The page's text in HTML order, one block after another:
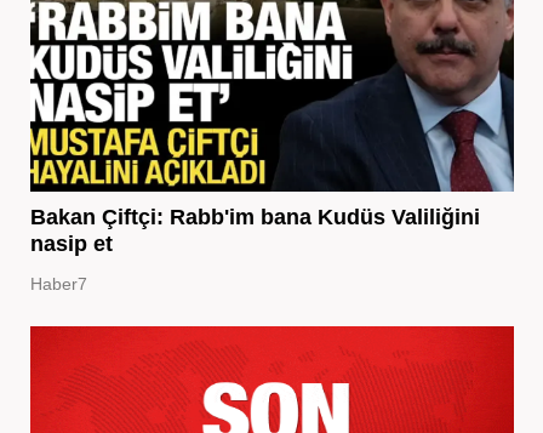
Bakan Çiftçi: Rabb'im bana Kudüs Valiliğini
nasip et
Haber7